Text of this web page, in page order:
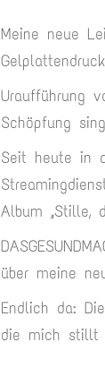
Meine neue
Gelplattendruck
Uraufführung
Schöpfung
Seit heute in
Album „Stille,
über meine
Endlich da:
die mich stillt